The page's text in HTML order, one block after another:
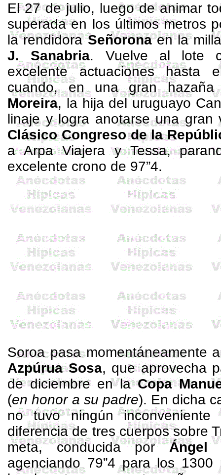
El 27 de julio, luego de animar
superada en los últimos metros
la rendidoraSeñoronaen la
J. Sanabria. Vuelve al lote
excelente actuaciones hasta
cuando, en una gran
Moreira, la hija del uruguayo
linaje y logra anotarse una gran
Clásico Congreso dela
a Arpa Viajera y Tessa,
excelente crono de 97”4.
Soroapasa momentáneamente
AzpúruaSosa, que aprovecha
de diciembre enlaCopa
(en honor a su padre). En dicha
no tuvo ningún inconveniente
diferencia de tres cuerpos sobre
meta, conducida porÁngel
agenciando 79”4 para los 1300